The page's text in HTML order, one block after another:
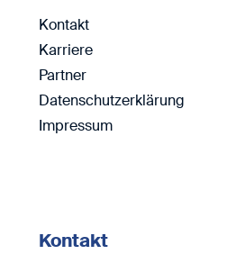
Kontakt
Karriere
Partner
Datenschutzerklärung
Impressum
Kontakt